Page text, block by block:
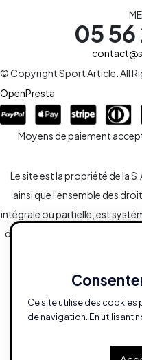
add_shopping_cart
05 56
© Copyright Sport Article. All
OpenPresta
Moyens de paiement
Le site est la propriété de la
ainsi que l'ensemble des
intégrale ou partielle, est
des propriétaires. Toutefois,
site sont autorisées
Ce site utilise des cookies
de navigation. En utilisant